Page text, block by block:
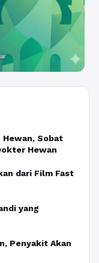
Sobat
Hewan
dari Film Fast
yang
Penyakit Akan